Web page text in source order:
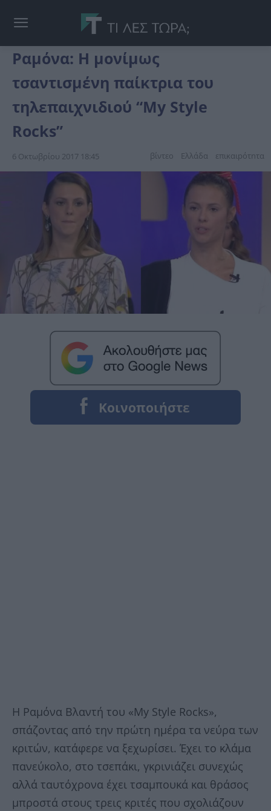
Ραμόνα: H μονίμως
τσαντισμένη παίκτρια του
τηλεπαιχνιδιού “My Style
Rocks”
6 Οκτωβρίου 2017 18:45 βίντεο Ελλάδα επικαιpότnτα
Η Ραμόνα Βλαντή του «My Style Rocks»,
σπάζοντας από την πρώτη ημέρα τα νεύρα των
κριτών, κατάφερε να ξεχωρίσει. Έχει το κλάμα
πανεύκολο, στο τσεπάκι, γκρινιάζει συνεχώς
αλλά ταυτόχρονα έχει τσαμπουκά και θράσος
μπροστά στους τρεις κριτές που σχολιάζουν